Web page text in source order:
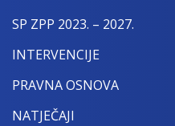
SP ZPP 2023. – 2027.
INTERVENCIJE
PRAVNA OSNOVA
NATJEČAJI